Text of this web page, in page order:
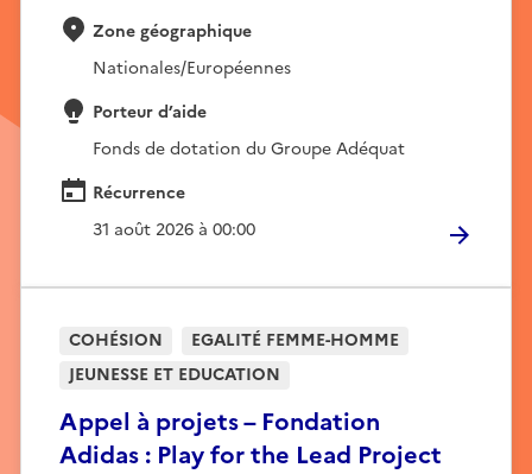
Zone géographique
Nationales/Européennes
Porteur d’aide
Fonds de dotation du Groupe Adéquat
Récurrence
31 août 2026 à 00:00
Appel à projets – Fondation
Adidas : Play for the Lead Project
COHÉSION
EGALITÉ FEMME-HOMME
JEUNESSE ET EDUCATION